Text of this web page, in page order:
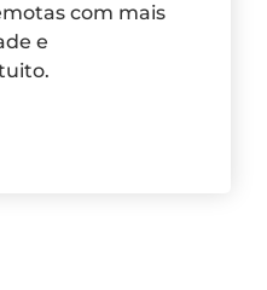
com mais
e